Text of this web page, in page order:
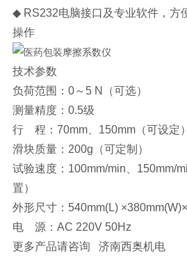
◆ RS232电脑接口及专业软件，方
操作
技术参数
负荷范围：0～5 N（可选）
测量精度：0.5级
行 程：70mm、150mm（可设定）
滑块质量：200g（可定制）
试验速度：100mm/min、150mm/
置）
外形尺寸：540mm(L)
电 源：AC 220V 50Hz
更多产品请咨询 济南西奥机电